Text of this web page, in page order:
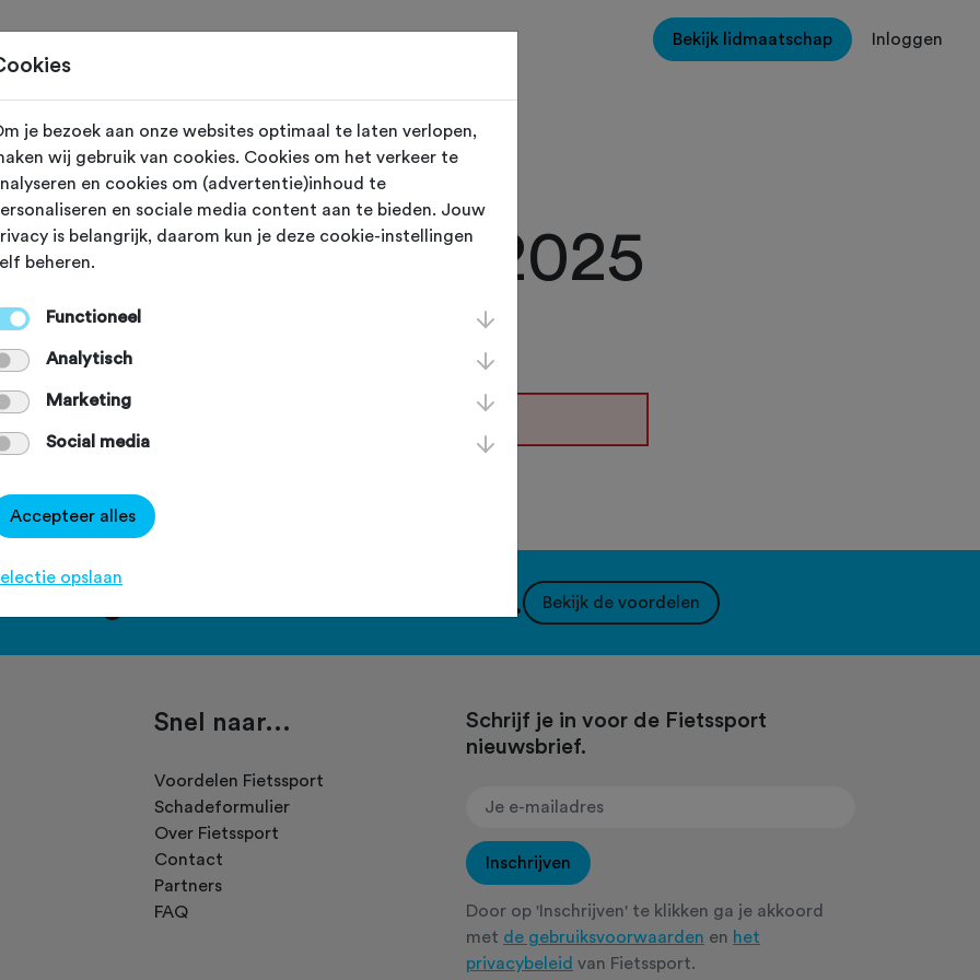
Bekijk lidmaatschap Inloggen
- 2025
19 oktober 2025
plaatsgevonden op zondag 19 oktober 2025.
en ga voor het PLUS account. Bekijk de voordelen
Snel naar...
Voordelen Fietssport
Schadeformulier
Over Fietssport
Contact
Partners
FAQ
Schrijf je in voor de Fietssport
nieuwsbrief.
Inschrijven
Door op 'Inschrijven' te klikken ga je akkoord
met de gebruiksvoorwaarden en het
privacybeleid van Fietssport.
je bezoek aan onze websites optimaal te laten verlopen,
wij gebruik van cookies. Cookies om het verkeer te
en cookies om (advertentie)inhoud te
en sociale media content aan te bieden. Jouw
is belangrijk, daarom kun je deze cookie-instellingen
beheren.
Functioneel
Analytisch
Marketing
Social media
Accepteer alles
opslaan